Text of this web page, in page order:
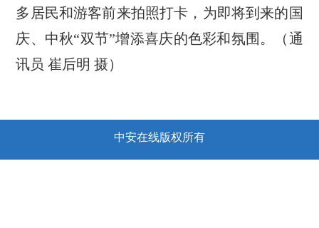
多居民和游客前来拍照打卡，为即将到来的国
庆、中秋“双节”增添喜庆的色彩和氛围。（通
讯员 崔后明 摄）
中安在线版权所有